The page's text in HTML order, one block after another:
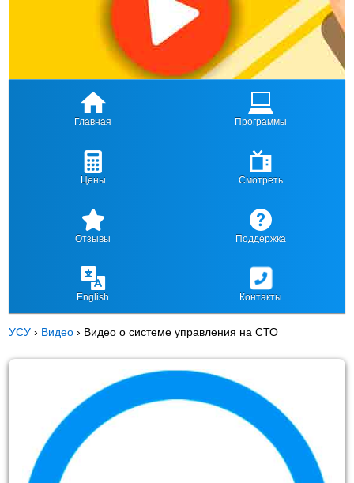
Главная Программы
Цены Смотреть
Отзывы Поддержка
English Контакты
УСУ › Видео › Видео о системе управления на СТО